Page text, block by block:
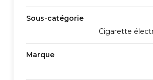
Sous-catégorie
Cigarette
Marque